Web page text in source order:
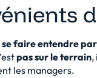
se faire entendre
pas sur le terrain,
les managers.